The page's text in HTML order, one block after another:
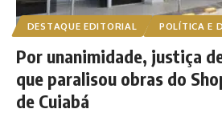
DESTAQUE EDITORIAL POLÍTICA E
Por unanimidade, justiça
que paralisou obras do
de Cuiabá